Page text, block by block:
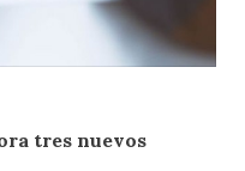
tres nuevos